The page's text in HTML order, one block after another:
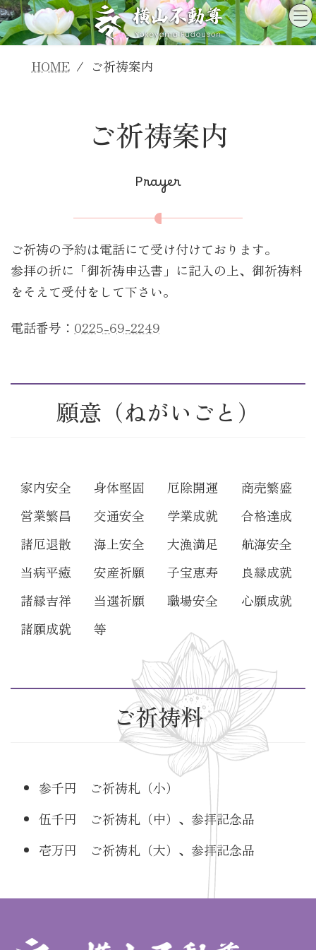
コ
ン
テ
ナ
ビ
ゲ
HOME ご祈祷案内
ご祈祷案内
Prayer
ご祈祷の予約は電話にて受け付けております。
参拝の折に「御祈祷申込書」に記入の上、御祈祷料
をそえて受付をして下さい。
電話番号： 0225-69-2249
願意（ねがいごと）
家内安全 身体堅固 厄除開運
商売繁盛
営業繁昌
交通安全 学業成就
合格達成
諸厄退散
海上安全 大漁満足
航海安全
当病平癒
安産祈願 子宝恵寿
良縁成就
諸縁吉祥
当選祈願 職場安全
心願成就
諸願成就
等
ご祈祷料
参千円 ご祈祷札（小）
伍千円 ご祈祷札（中）、参拝記念品
壱万円 ご祈祷札（大）、参拝記念品